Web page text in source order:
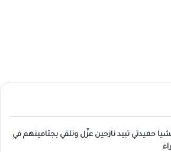
حميدتي تبيد نازحين عزّل وتلقي بجثامينهم في